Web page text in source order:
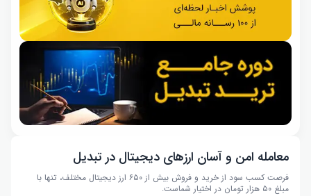
معامله امن و آسان ارزهای دیجیتال در تبدیل
فرصت کسب سود از خرید و فروش بیش از ۶۵۰ ارز دیجیتال مختلف، تنها با
مبلغ ۵۰ هزار تومان در اختیار شماست.